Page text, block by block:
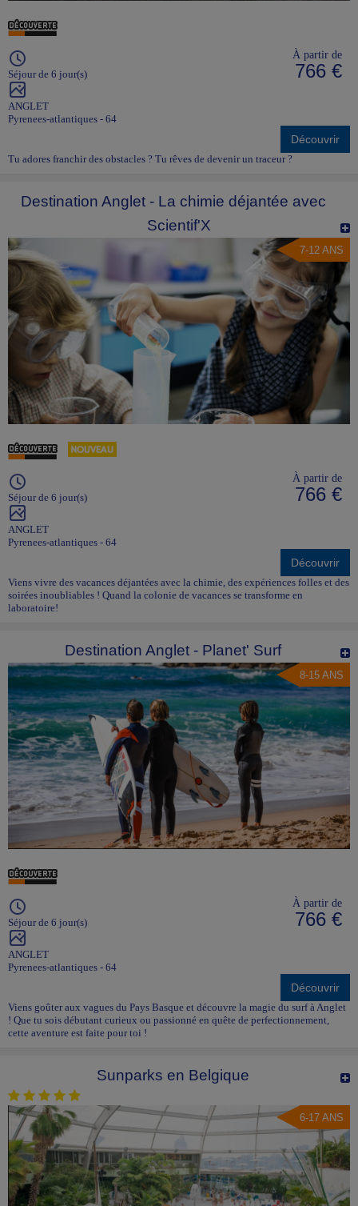
Séjour de 6 jour(s)
ANGLET
Pyrenees-atlantiques - 64
À partir de
766 €
Découvrir
Tu adores franchir des obstacles ? Tu rêves de devenir un traceur ?
Destination Anglet - La chimie déjantée avec
Scientif'X
7-12 ANS
Séjour de 6 jour(s)
ANGLET
Pyrenees-atlantiques - 64
À partir de
766 €
Découvrir
Viens vivre des vacances déjantées avec la chimie, des expériences folles et des
soirées inoubliables ! Quand la colonie de vacances se transforme en
laboratoire!
Destination Anglet - Planet' Surf
8-15 ANS
Séjour de 6 jour(s)
ANGLET
Pyrenees-atlantiques - 64
À partir de
766 €
Découvrir
Viens goûter aux vagues du Pays Basque et découvre la magie du surf à Anglet
! Que tu sois débutant curieux ou passionné en quête de perfectionnement,
cette aventure est faite pour toi !
Sunparks en Belgique
6-17 ANS